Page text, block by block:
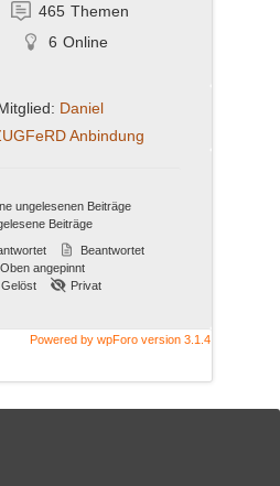
465 Themen
6 Online
Daniel
Anbindung
ungelesenen Beiträge
Beiträge
Beantwortet
Oben angepinnt
Gelöst
Privat
Powered by wpForo version 3.1.4